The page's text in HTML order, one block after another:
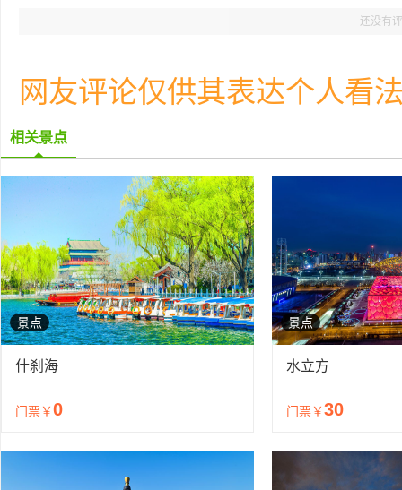
还没有
网友评论仅供其表达个人看
相关景点
景点
什刹海
门票￥0
景点
水立方
门票￥30